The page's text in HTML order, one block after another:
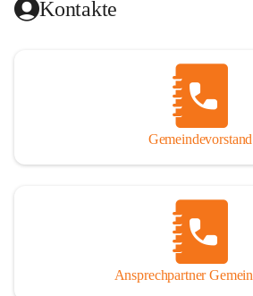
Kontakte
Gemeindevorstand
Ansprechpartner